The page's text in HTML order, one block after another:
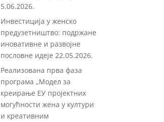
5.06.2026.
Инвестиција у женско
предузетништво: подржане
иновативне и развојне
пословне идеје 22.05.2026.
Реализована прва фаза
програма „Модел за
креирање ЕУ пројектних
могућности жена у култури
и креативним